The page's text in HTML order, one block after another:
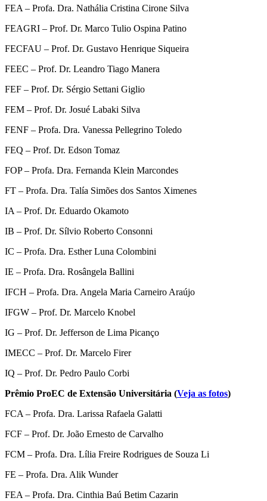
FEA – Profa. Dra. Nathália Cristina Cirone Silva
FEAGRI – Prof. Dr. Marco Tulio Ospina Patino
FECFAU – Prof. Dr. Gustavo Henrique Siqueira
FEEC – Prof. Dr. Leandro Tiago Manera
FEF – Prof. Dr. Sérgio Settani Giglio
FEM – Prof. Dr. Josué Labaki Silva
FENF – Profa. Dra. Vanessa Pellegrino Toledo
FEQ – Prof. Dr. Edson Tomaz
FOP – Profa. Dra. Fernanda Klein Marcondes
FT – Profa. Dra. Talía Simões dos Santos Ximenes
IA – Prof. Dr. Eduardo Okamoto
IB – Prof. Dr. Sílvio Roberto Consonni
IC – Profa. Dra. Esther Luna Colombini
IE – Profa. Dra. Rosângela Ballini
IFCH – Profa. Dra. Angela Maria Carneiro Araújo
IFGW – Prof. Dr. Marcelo Knobel
IG – Prof. Dr. Jefferson de Lima Picanço
IMECC – Prof. Dr. Marcelo Firer
IQ – Prof. Dr. Pedro Paulo Corbi
Prêmio ProEC de Extensão Universitária (Veja as fotos)
FCA – Profa. Dra. Larissa Rafaela Galatti
FCF – Prof. Dr. João Ernesto de Carvalho
FCM – Profa. Dra. Lília Freire Rodrigues de Souza Li
FE – Profa. Dra. Alik Wunder
FEA – Profa. Dra. Cinthia Baú Betim Cazarin